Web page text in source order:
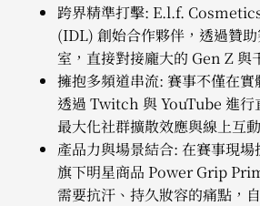
跨界精準打擊: E.l.f.
(IDL) 創始合作夥伴，透過贊
室，直接對接龐大的 Gen Z 與
擁抱多頻道串流: 賽事不僅在
透過 Twitch 與 YouTube 進行
最大化社群擴散效應與線上互
產品力與場景結合: 在賽事現
旗下明星商品 Power Grip
需要抗汗、持久妝容的痛點，